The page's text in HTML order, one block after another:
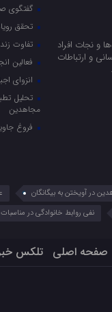
و نجات افراد
و ارتباطات
گفتگوی
تحقق
تفاوت
فعالین
انزوای
تحلیل
مجاهدین
فروغ
در آویختن به بیگانگان
نفی روابط خانوادگی در
صفحه اصلی تلکس